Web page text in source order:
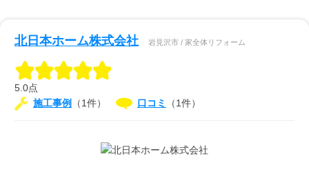
北日本ホーム株式会社 岩見沢市 / 家全体リフォーム
5.0点
施工事例
（1件） 口コミ （1件）